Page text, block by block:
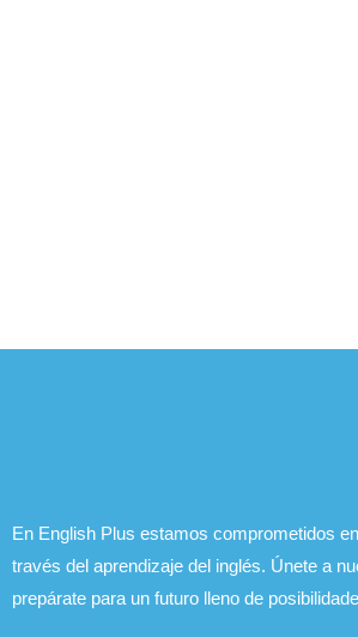
En English Plus estamos comprometidos
través del aprendizaje del inglés. Únete a
prepárate para un futuro lleno de